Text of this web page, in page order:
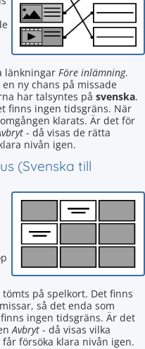
länkningar Före inlämning.
ny chans på missade
har talsyntes på svenska.
finns ingen tidsgräns. När
klarats. Är det för
- då visas de rätta
nivån igen.
(Svenska till
på spelkort. Det finns
så det enda som
ingen tidsgräns. Är det
Avbryt - då visas vilka
försöka klara nivån igen.